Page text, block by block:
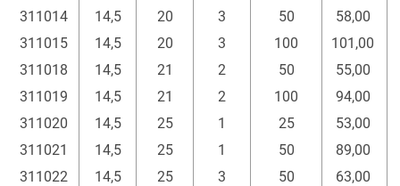
311014
14,5 20 3 50
58,00
311015
14,5 20 3 100
101,00
311018
14,5 21 2 50
55,00
311019
14,5 21 2 100
94,00
311020
14,5 25 1 25
53,00
311021
14,5 25 1 50
89,00
311022
14,5 25 3 50
63,00